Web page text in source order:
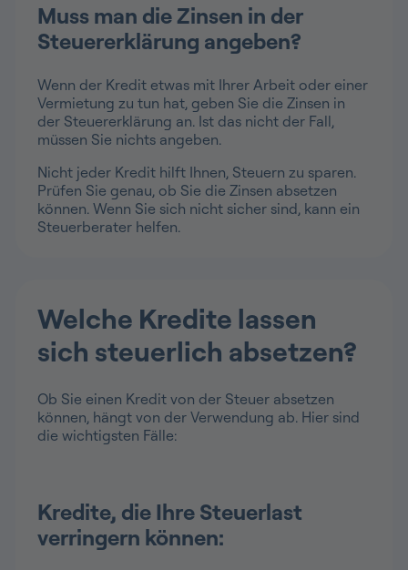
Muss man die Zinsen in der
Steuererklärung angeben?
Wenn der Kredit etwas mit Ihrer Arbeit oder einer
Vermietung zu tun hat, geben Sie die Zinsen in
der Steuererklärung an. Ist das nicht der Fall,
müssen Sie nichts angeben.
Nicht jeder Kredit hilft Ihnen, Steuern zu sparen.
Prüfen Sie genau, ob Sie die Zinsen absetzen
können. Wenn Sie sich nicht sicher sind, kann ein
Steuerberater helfen.
Welche Kredite lassen
sich steuerlich absetzen?
Ob Sie einen Kredit von der Steuer absetzen
können, hängt von der Verwendung ab. Hier sind
die wichtigsten Fälle:
Kredite, die Ihre Steuerlast
verringern können: